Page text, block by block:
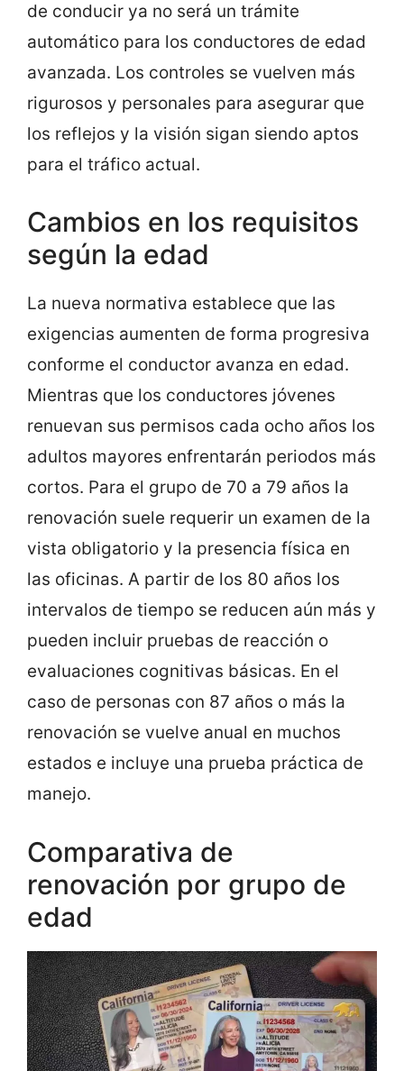
de conducir ya no será un trámite
automático para los conductores de edad
avanzada. Los controles se vuelven más
rigurosos y personales para asegurar que
los reflejos y la visión sigan siendo aptos
para el tráfico actual.
Cambios en los requisitos
según la edad
La nueva normativa establece que las
exigencias aumenten de forma progresiva
conforme el conductor avanza en edad.
Mientras que los conductores jóvenes
renuevan sus permisos cada ocho años los
adultos mayores enfrentarán periodos más
cortos. Para el grupo de 70 a 79 años la
renovación suele requerir un examen de la
vista obligatorio y la presencia física en
las oficinas. A partir de los 80 años los
intervalos de tiempo se reducen aún más y
pueden incluir pruebas de reacción o
evaluaciones cognitivas básicas. En el
caso de personas con 87 años o más la
renovación se vuelve anual en muchos
estados e incluye una prueba práctica de
manejo.
Comparativa de
renovación por grupo de
edad